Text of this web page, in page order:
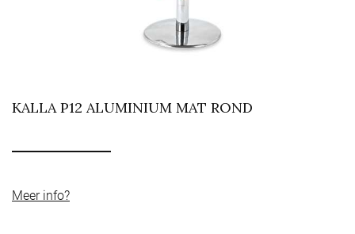
KALLA P12 ALUMINIUM MAT ROND
Meer info?